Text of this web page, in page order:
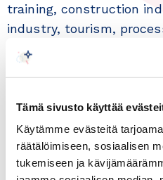
Tämä sivusto käyttää
Käytämme evästeitä
räätälöimiseen, sosiaalisen
tukemiseen ja
training, construction
industry, tourism,
products, fishing and
business opportunities
Representatives from
(Ministry of Foreign
Agriculture, Ministry of